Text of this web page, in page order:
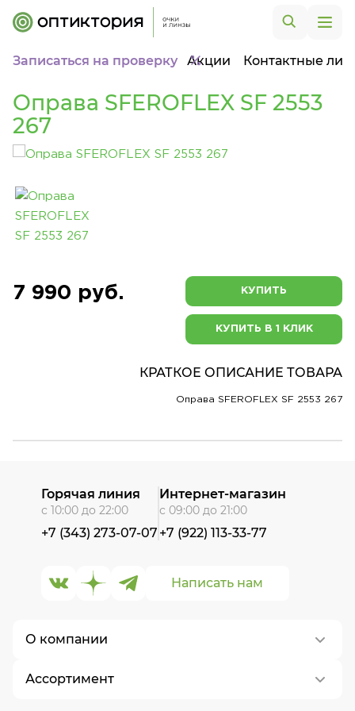
Записаться на проверку Акции Контактные
Оправа SFEROFLEX SF 2553
267
7 990 руб. КУПИТЬ
КУПИТЬ В 1 КЛИК
КРАТКОЕ ОПИСАНИЕ ТОВАРА
Оправа SFEROFLEX SF 2553 267
О компании
О нас
Ассортимент
Написать нам
Горячая линия
с 10:00 до 22:00
+7 (343) 273-07-07
Интернет-магазин
с 09:00 до 21:00
+7 (922) 113-33-77